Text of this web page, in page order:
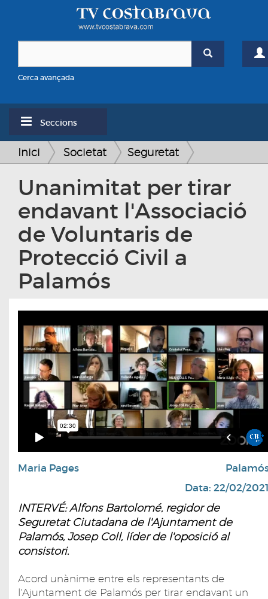
Cerca avançada
Seccions
Inici Societat Seguretat
Unanimitat per tirar
endavant l'Associació
de Voluntaris de
Protecció Civil a
Palamós
Maria Pages
Data: 22/02/
INTERVÉ: Alfons Bartolomé, regidor de
Seguretat Ciutadana de l'Ajuntament de
Palamós, Josep Coll, líder de l'oposició al
consistori.
Acord unànime entre els representants de
l'Ajuntament de Palamós per tirar endavant un